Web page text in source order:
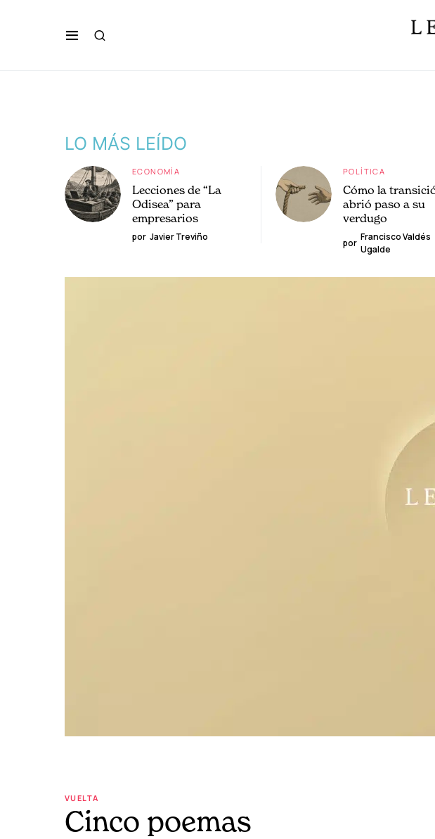
LO MÁS LEÍDO
ECONOMÍA
Lecciones de “La
Odisea” para
empresarios
por Javier Treviño
POLÍTICA
Cómo la
abrió paso a su
verdugo
por
Francisco Valdés
Ugalde
VUELTA
Cinco poemas